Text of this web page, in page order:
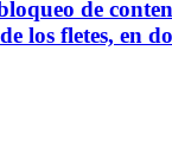
de
los fletes, en